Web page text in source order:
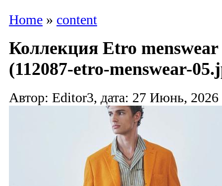
Home » content
Коллекция Etro menswear
(112087-etro-menswear-
Автор: Editor3, дата: 27 Июнь, 2026